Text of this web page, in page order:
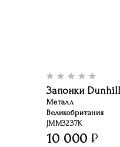
Запонки Dunhill
Металл
Великобритания
JMM3237K
10 000